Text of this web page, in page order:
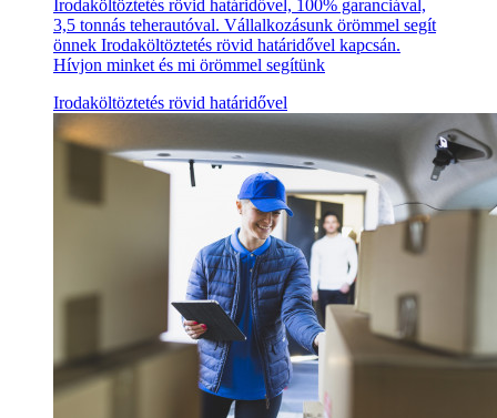
Irodaköltöztetés rövid határidővel, 100% garanciával,
3,5 tonnás teherautóval. Vállalkozásunk örömmel segít
önnek Irodaköltöztetés rövid határidővel kapcsán.
Hívjon minket és mi örömmel segítünk
Irodaköltöztetés rövid határidővel